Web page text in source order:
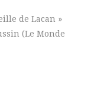
de Lacan »
(Le Monde